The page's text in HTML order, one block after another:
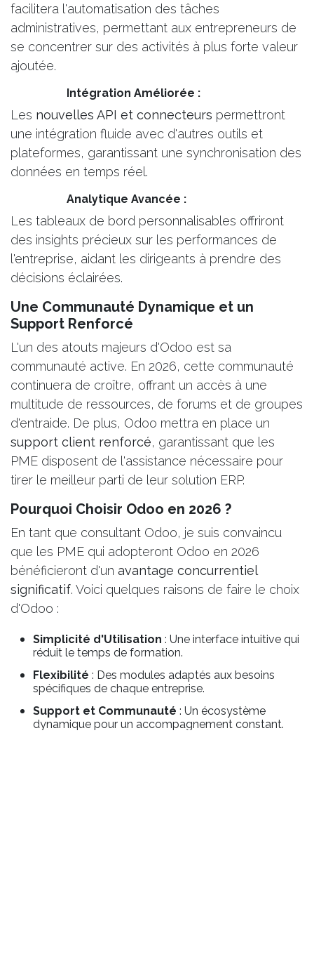
facilitera l'automatisation des tâches
administratives, permettant aux entrepreneurs de
se concentrer sur des activités à plus forte valeur
ajoutée.
​Intégration Améliorée :
Les nouvelles API et connecteurs permettront
une intégration fluide avec d'autres outils et
plateformes, garantissant une synchronisation des
données en temps réel.
​Analytique Avancée :
Les tableaux de bord personnalisables offriront
des insights précieux sur les performances de
l'entreprise, aidant les dirigeants à prendre des
décisions éclairées.
Une Communauté Dynamique et un
Support Renforcé
L'un des atouts majeurs d'Odoo est sa
communauté active. En 2026, cette communauté
continuera de croître, offrant un accès à une
multitude de ressources, de forums et de groupes
d'entraide. De plus, Odoo mettra en place un
support client renforcé, garantissant que les
PME disposent de l'assistance nécessaire pour
tirer le meilleur parti de leur solution ERP.
Pourquoi Choisir Odoo en 2026 ?
En tant que consultant Odoo, je suis convaincu
que les PME qui adopteront Odoo en 2026
bénéficieront d'un avantage concurrentiel
significatif. Voici quelques raisons de faire le choix
d'Odoo :
Simplicité d'Utilisation : Une interface intuitive qui
réduit le temps de formation.
Flexibilité : Des modules adaptés aux besoins
spécifiques de chaque entreprise.
Support et Communauté : Un écosystème
dynamique pour un accompagnement constant.